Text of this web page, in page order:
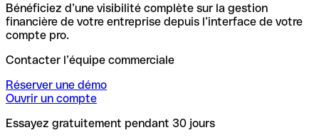
Bénéficiez d’une visibilité complète sur la gestion
financière de votre entreprise depuis l’interface de votre
compte pro.
Contacter l’équipe commerciale
Réserver une démo
Ouvrir un compte
Essayez gratuitement pendant 30 jours